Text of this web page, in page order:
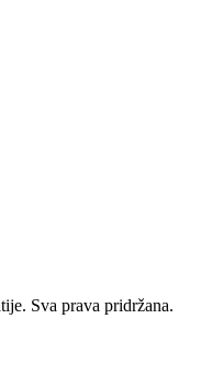
Sva prava pridržana.